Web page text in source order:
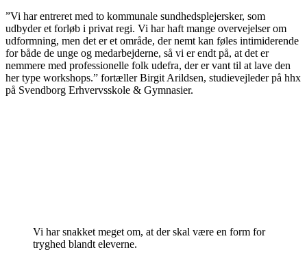
”Vi har entreret med to kommunale sundhedsplejersker, som
udbyder et forløb i privat regi. Vi har haft mange overvejelser om
udformning, men det er et område, der nemt kan føles intimiderende
for både de unge og medarbejderne, så vi er endt på, at det er
nemmere med professionelle folk udefra, der er vant til at lave den
her type workshops.” fortæller Birgit Arildsen, studievejleder på hhx
på Svendborg Erhvervsskole & Gymnasier.
Vi har snakket meget om, at der skal være en form for
tryghed blandt eleverne.